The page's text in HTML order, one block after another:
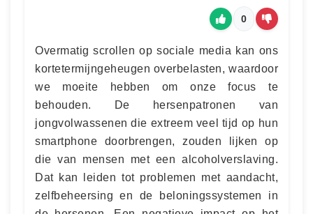
0
Overmatig scrollen op sociale media kan ons
kortetermijngeheugen overbelasten, waardoor
we moeite hebben om onze focus te
behouden. De hersenpatronen van
jongvolwassenen die extreem veel tijd op hun
smartphone doorbrengen, zouden lijken op
die van mensen met een alcoholverslaving.
Dat kan leiden tot problemen met aandacht,
zelfbeheersing en de beloningssystemen in